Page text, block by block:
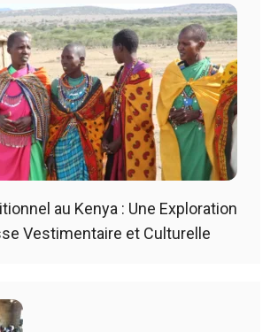
au Kenya : Une Exploration
Vestimentaire et Culturelle